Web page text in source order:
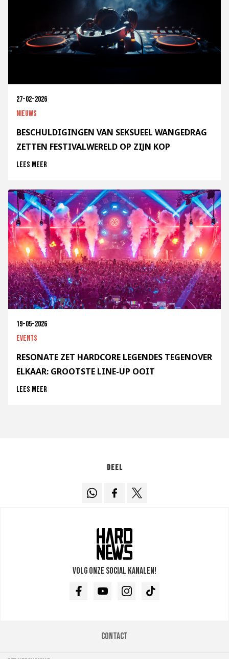
27-02-2026
Nieuws
BESCHULDIGINGEN VAN SEKSUEEL WANGEDRAG
ZETTEN FESTIVALWERELD OP ZIJN KOP
Lees meer
19-05-2026
Events
RESONATE ZET HARDCORE LEGENDES TEGENOVER
ELKAAR: GROOTSTE LINE-UP OOIT
Lees meer
Deel
Volg onze social kanalen!
FacebookYoutubeInstagramTikTok
Contact